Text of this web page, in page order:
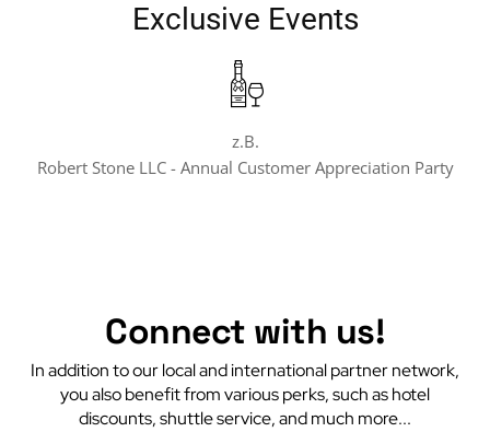
Exclusive Events
z.B.
Robert Stone LLC - Annual Customer Appreciation Party
Connect with us!
In addition to our local and international partner network,
you also benefit from various perks, such as hotel
discounts, shuttle service, and much more...